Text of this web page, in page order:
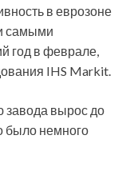
в еврозоне
самыми
год в феврале,
IHS Markit.
вырос до
было немного